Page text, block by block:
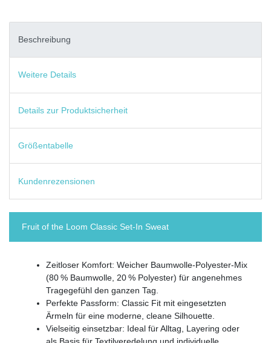
Beschreibung
Weitere Details
Details zur Produktsicherheit
Größentabelle
Kundenrezensionen
Fruit of the Loom Classic Set-In Sweat
Zeitloser Komfort: Weicher Baumwolle-Polyester-Mix
(80 % Baumwolle, 20 % Polyester) für angenehmes
Tragegefühl den ganzen Tag.
Perfekte Passform: Classic Fit mit eingesetzten
Ärmeln für eine moderne, cleane Silhouette.
Vielseitig einsetzbar: Ideal für Alltag, Layering oder
als Basis für Textilveredelung und individuelle